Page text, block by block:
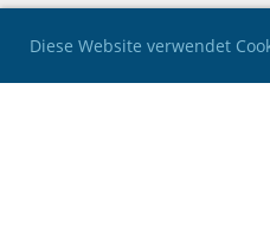
Diese Website verwendet